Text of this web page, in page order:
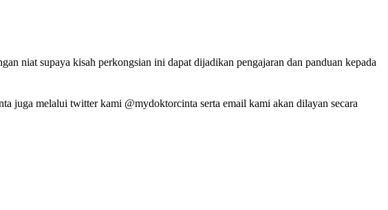
niat supaya kisah perkongsian ini dapat dijadikan pengajaran dan panduan kepada
juga melalui twitter kami @mydoktorcinta serta email kami akan dilayan secara